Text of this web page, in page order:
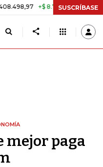
+$ 8.753,81 +2,19% TASA
SUSCRÍBASE
mejor paga